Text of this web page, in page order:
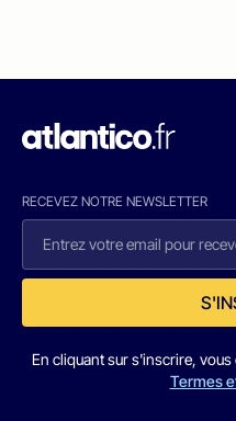
RECEVEZ NOTRE NEWSLETTER
En cliquant sur s'inscrire,
Termes